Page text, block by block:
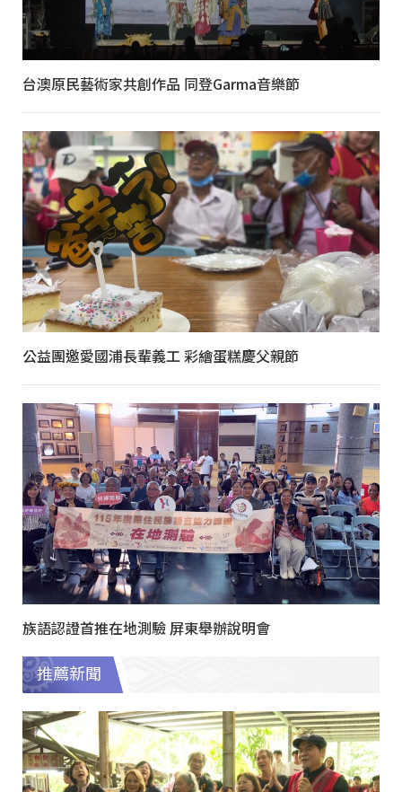
台澳原民藝術家共創作品 同登Garma音樂節
公益團邀愛國浦長輩義工 彩繪蛋糕慶父親節
族語認證首推在地測驗 屏東舉辦說明會
推薦新聞